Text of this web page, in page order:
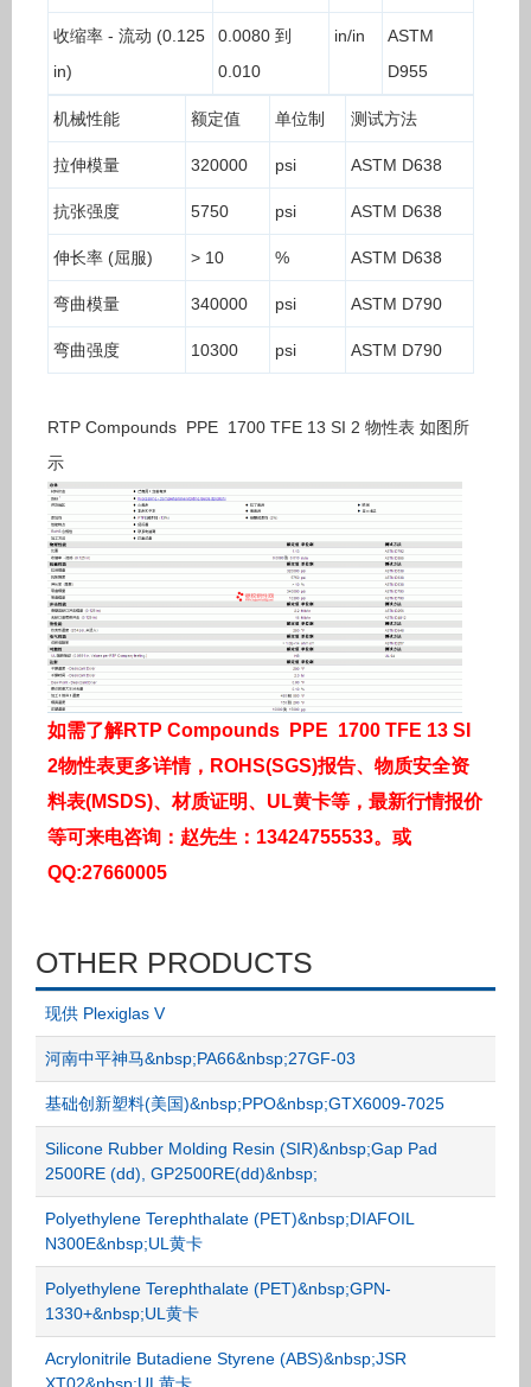
收缩率 - 流动 (0.125
in)
0.0080 到
0.010
in/in
ASTM
D955
机械性能 额定值 单位制 测试方法
拉伸模量 320000 psi ASTM D638
抗张强度 5750 psi ASTM D638
伸长率 (屈服) > 10 % ASTM D638
弯曲模量 340000 psi ASTM D790
弯曲强度 10300 psi ASTM D790
RTP Compounds PPE 1700 TFE 13 SI 2 物性表 如图所
示
如需了解RTP Compounds PPE 1700 TFE 13 SI
2物性表更多详情，ROHS(SGS)报告、物质安全资
料表(MSDS)、材质证明、UL黄卡等，最新行情报价
等可来电咨询：赵先生：13424755533。或
QQ:27660005
OTHER PRODUCTS
现供 Plexiglas V
河南中平神马&nbsp;PA66&nbsp;27GF-03
基础创新塑料(美国)&nbsp;PPO&nbsp;GTX6009-7025
Silicone Rubber Molding Resin (SIR)&nbsp;Gap Pad
2500RE (dd), GP2500RE(dd)&nbsp;
Polyethylene Terephthalate (PET)&nbsp;DIAFOIL
N300E&nbsp;UL黄卡
Polyethylene Terephthalate (PET)&nbsp;GPN-
1330+&nbsp;UL黄卡
Acrylonitrile Butadiene Styrene (ABS)&nbsp;JSR